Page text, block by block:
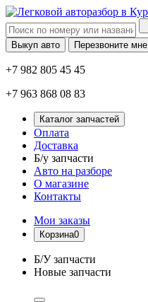
Выкуп авто Перезвоните мне
+7 982 805 45 45
+7 963 868 08 83
Каталог запчастей
Оплата
Доставка
Б/у запчасти
Авто на разборе
О магазине
Контакты
Мои заказы
Корзина0
Б/У запчасти
Новые запчасти